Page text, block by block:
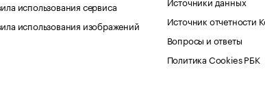
использования сервиса
использования изображений
Источник отчетности
Вопросы и ответы
Политика Cookies РБК